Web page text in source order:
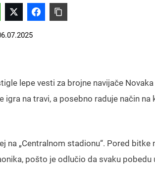
lepe vesti za brojne navijače
na travi, a posebno raduje način na
„Centralnom stadionu“. Pored bitke
pošto je odlučio da svaku pobedu